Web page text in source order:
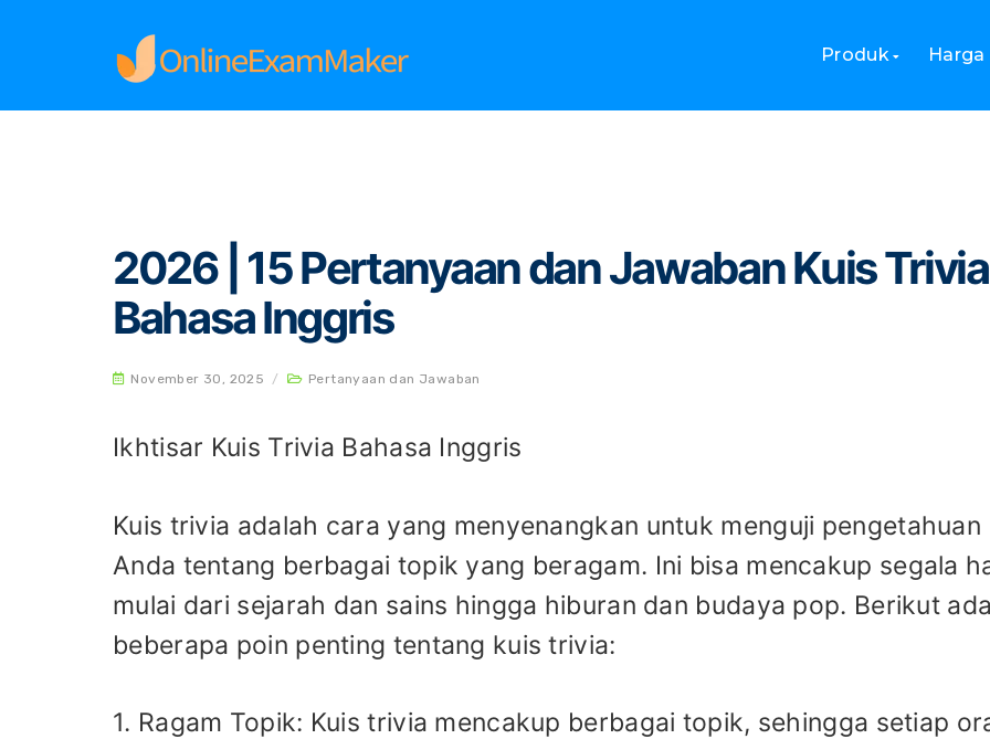
Produk Harga
Home
2026 | 15 Pertanyaan dan Jawaban Kuis Trivia
Bahasa Inggris
November 30, 2025 / Pertanyaan dan Jawaban
Ikhtisar Kuis Trivia Bahasa Inggris
Kuis trivia adalah cara yang menyenangkan untuk menguji pengetahuan
Anda tentang berbagai topik yang beragam. Ini bisa mencakup segala
mulai dari sejarah dan sains hingga hiburan dan budaya pop. Berikut
beberapa poin penting tentang kuis trivia:
1. Ragam Topik: Kuis trivia mencakup berbagai topik, sehingga setiap